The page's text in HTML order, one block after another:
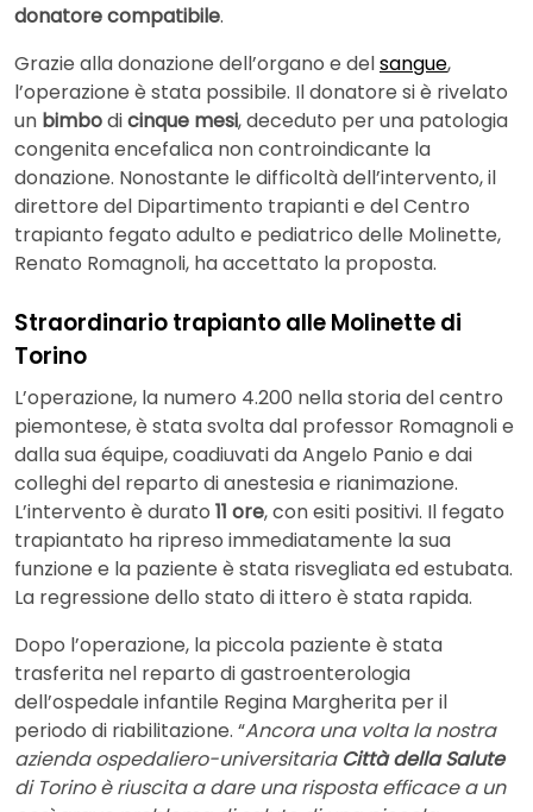
donatore compatibile.
Grazie alla donazione dell’organo e delsangue,
l’operazione è stata possibile. Il donatore si è rivelato
un bimbodicinque mesi, deceduto per una patologia
congenita encefalica non controindicante la
donazione. Nonostante le difficoltà dell’intervento, il
direttore del Dipartimento trapianti e del Centro
trapianto fegato adulto e pediatrico delle Molinette,
Renato Romagnoli, ha accettato la proposta.
Straordinario trapianto alle Molinette di
Torino
L’operazione, la numero 4.200 nella storia del centro
piemontese, è stata svolta dal professor Romagnoli e
dalla sua équipe, coadiuvati da Angelo Panio e dai
colleghi del reparto di anestesia e rianimazione.
L’intervento è durato 11 ore, con esiti positivi. Il fegato
trapiantato ha ripreso immediatamente la sua
funzione e la paziente è stata risvegliata ed estubata.
La regressione dello stato di ittero è stata rapida.
Dopo l’operazione, la piccola paziente è stata
trasferita nel reparto di gastroenterologia
dell’ospedale infantile Regina Margherita per il
periodo di riabilitazione. “Ancora una volta la nostra
azienda ospedaliero-universitaria Città della Salute
di Torino è riuscita a dare una risposta efficace a un